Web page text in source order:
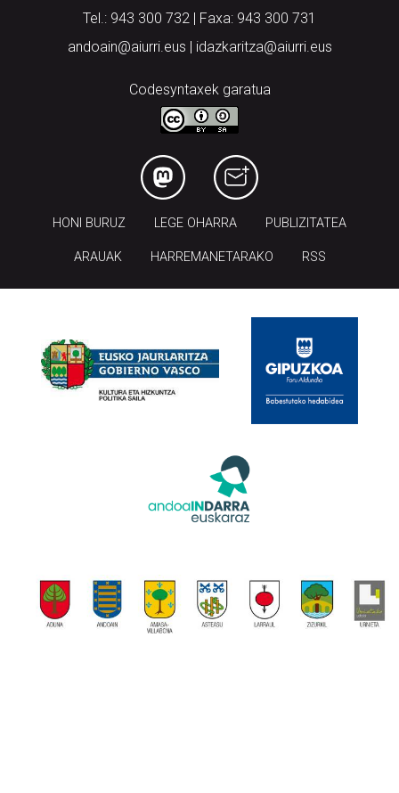
Tel.: 943 300 732 | Faxa: 943 300 731
andoain@aiurri.eus | idazkaritza@aiurri.eus
Codesyntaxek garatua
HONI BURUZ LEGE OHARRA PUBLIZITATEA
ARAUAK HARREMANETARAKO RSS